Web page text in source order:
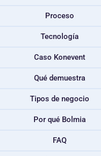
Proceso
Tecnología
Caso Konevent
Qué demuestra
Tipos de negocio
Por qué Bolmia
FAQ